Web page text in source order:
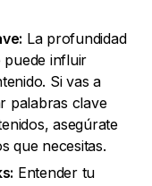
La profundidad
puede influir
Si vas a
palabras clave
asegúrate
que necesitas.
Entender tu